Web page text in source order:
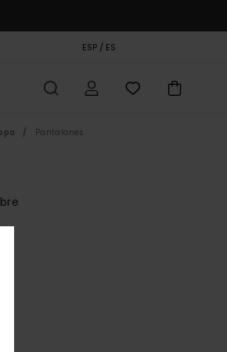
ESP / ES
Pantalones